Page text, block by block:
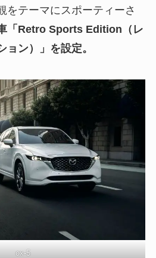
をテーマにスポーティーさ
「Retro Sports Edition（レ
ョン）」を設定。
cx-5